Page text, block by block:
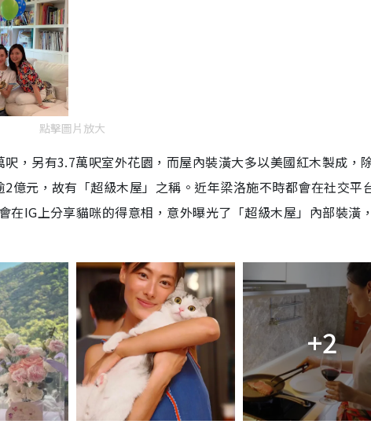
點擊圖片放大
，另有3.7萬呎室外花園，而屋內裝潢大多以美國紅木製成，
億元，故有「超級木屋」之稱。近年梁洛施不時都會在社交平
在IG上分享貓咪的得意相，意外曝光了「超級木屋」內部裝潢
+2